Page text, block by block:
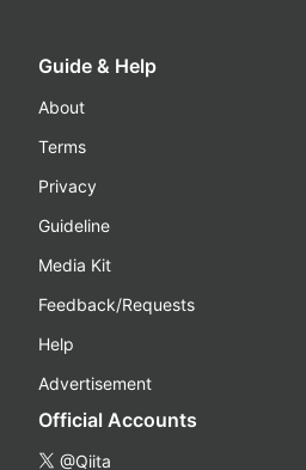
Guide & Help
About
Terms
Privacy
Guideline
Media Kit
Feedback/Requests
Help
Advertisement
Official Accounts
@Qiita